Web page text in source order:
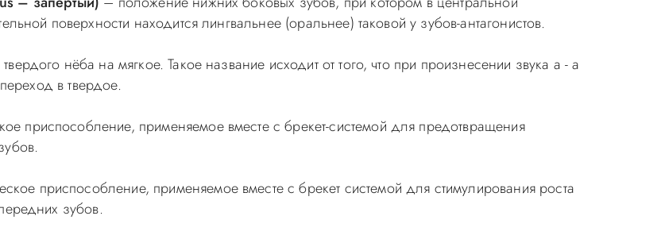
поверхности находится лингвальнее (оральнее) таковой у зубов-антагонистов.
нёба на мягкое. Такое название исходит от того, что при произнесении звука а - а
в твердое.
приспособление, применяемое вместе с брекет-системой для предотвращения
приспособление, применяемое вместе с брекет системой для стимулирования роста
зубов.